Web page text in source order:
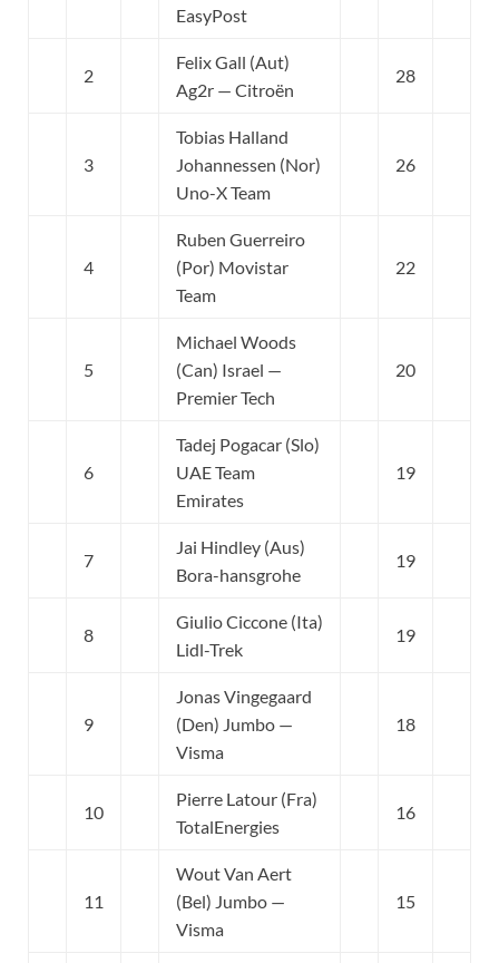
EasyPost
2
Felix Gall (Aut)
Ag2r — Citroën
28
3
Tobias Halland
Johannessen (Nor)
Uno-X Team
26
4
Ruben Guerreiro
(Por) Movistar
Team
22
5
Michael Woods
(Can) Israel —
Premier Tech
20
6
Tadej Pogacar (Slo)
UAE Team
Emirates
19
7
Jai Hindley (Aus)
Bora-hansgrohe
19
8
Giulio Ciccone (Ita)
Lidl-Trek
19
9
Jonas Vingegaard
(Den) Jumbo —
Visma
18
10
Pierre Latour (Fra)
TotalEnergies
16
11
Wout Van Aert
(Bel) Jumbo —
Visma
15